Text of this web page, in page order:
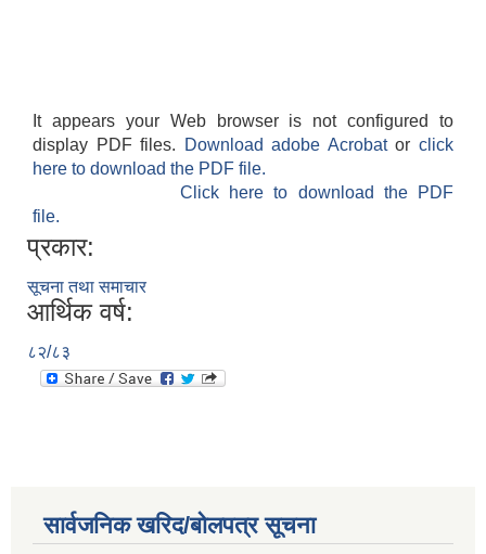
It appears your Web browser is not configured to
display PDF files.
Download adobe Acrobatorclick
here to download the PDF file.
Click here to download the PDF
file.
प्रकार:
सूचना तथा समाचार
आर्थिक वर्ष:
८२/८३
सार्वजनिक खरिद/बोलपत्र सूचना